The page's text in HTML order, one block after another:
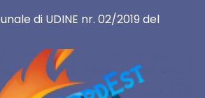
di UDINE nr. 02/2019 del